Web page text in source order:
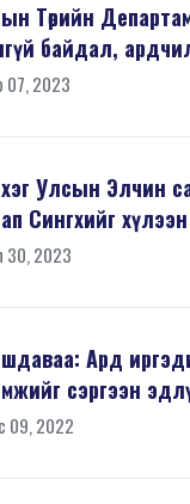
Төрийн
байдал,
07, 2023
Улсын Элчин
Сингхийг
30, 2023
Ард
сэргээн
09, 2022